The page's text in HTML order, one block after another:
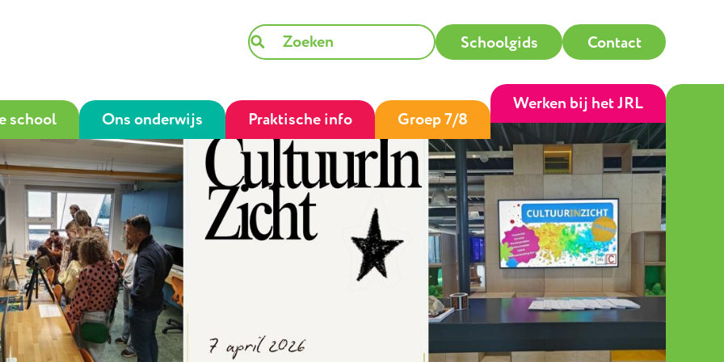
Schoolgids Contact
school Ons onderwijs Praktische info Groep 7/8
Werken bij het JRL